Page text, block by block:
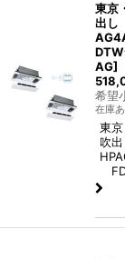
東京
出し
AG]
希望
在庫
東
吹